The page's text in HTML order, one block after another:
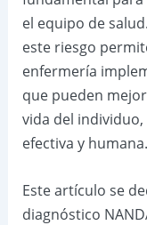
el equipo de
este riesgo
enfermería
que pueden
vida del
efectiva y humana.
Este artículo se
diagnóstico